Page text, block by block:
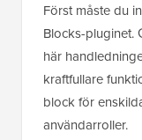
Först måste du
Blocks-pluginet.
här
kraftfullare
block för
användarroller.